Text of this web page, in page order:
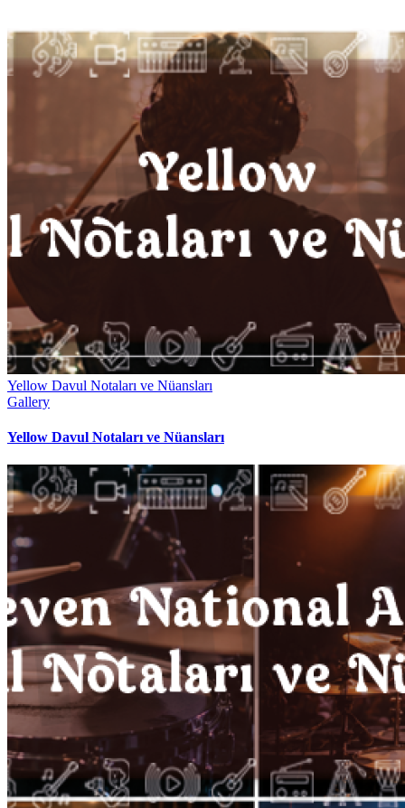
Yellow Davul Notaları ve Nüansları
Gallery
Yellow Davul Notaları ve Nüansları